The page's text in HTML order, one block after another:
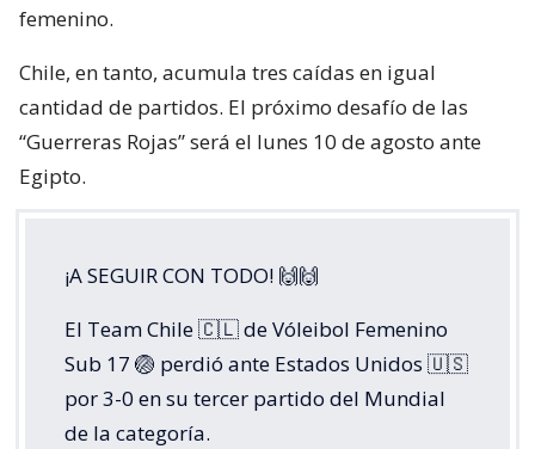
femenino.
Chile, en tanto, acumula tres caídas en igual
cantidad de partidos. El próximo desafío de las
“Guerreras Rojas” será el lunes 10 de agosto ante
Egipto.
¡A SEGUIR CON TODO! 🙌🙌
El Team Chile 🇨🇱 de Vóleibol Femenino
Sub 17 🏐 perdió ante Estados Unidos 🇺🇸
por 3-0 en su tercer partido del Mundial
de la categoría.